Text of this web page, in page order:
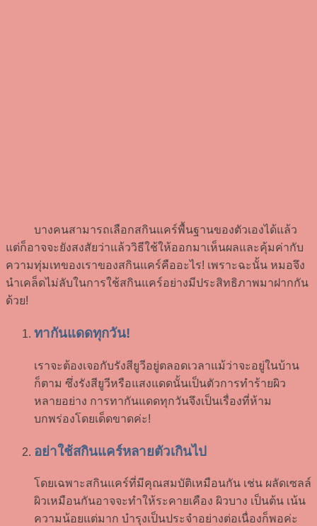
บางคนสามารถเลือกสกินแคร์พื้นฐานของตัวเองได้แล้ว
แต่ก็อาจจะยังสงสัยว่าแล้ววิธีใช้ให้ออกมาเห็นผลและคุ้มค่ากับ
ความทุ่มเทของเราของสกินแคร์คืออะไร! เพราะฉะนั้น หมอจึง
นำเคล็ดไม่ลับในการใช้สกินแคร์อย่างมีประสิทธิภาพมาฝากกัน
ด้วย!
ทากันแดดทุกวัน!
เราจะต้องเจอกับรังสียูวีอยู่ตลอดเวลาแม้ว่าจะอยู่ในบ้าน
ก็ตาม ซึ่งรังสียูวีหรือแสงแดดนั้นเป็นตัวการทำร้ายผิว
หลายอย่าง การทากันแดดทุกวันจึงเป็นเรื่องที่ห้าม
บกพร่องโดยเด็ดขาดค่ะ!
อย่าใช้สกินแคร์หลายตัวเกินไป
โดยเฉพาะสกินแคร์ที่มีคุณสมบัติเหมือนกัน เช่น ผลัดเซลล์
ผิวเหมือนกันอาจจะทำให้ระคายเคือง ผิวบาง เป็นต้น เน้น
ความน้อยแต่มาก บำรุงเป็นประจำอย่างต่อเนื่องก็พอค่ะ